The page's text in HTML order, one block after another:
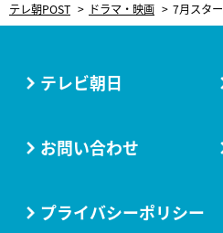
テレ朝POST ドラマ・映画
テレビ朝日
お問い合わせ
プライバシーポリシー